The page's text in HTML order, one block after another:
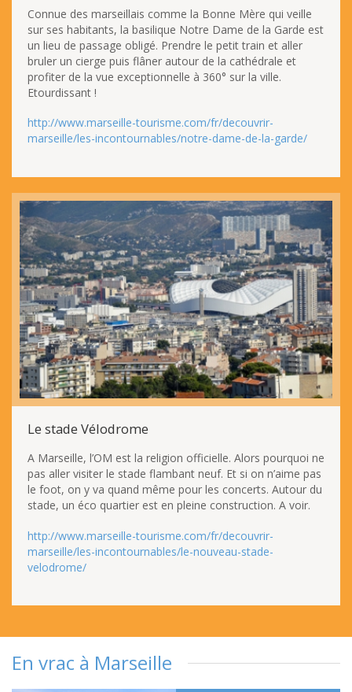
Connue des marseillais comme la Bonne Mère qui veille
sur ses habitants, la basilique Notre Dame de la Garde est
un lieu de passage obligé. Prendre le petit train et aller
bruler un cierge puis flâner autour de la cathédrale et
profiter de la vue exceptionnelle à 360° sur la ville.
Etourdissant !
http://www.marseille-tourisme.com/fr/decouvrir-
marseille/les-incontournables/notre-dame-de-la-garde/
Le stade Vélodrome
A Marseille, l’OM est la religion officielle. Alors pourquoi ne
pas aller visiter le stade flambant neuf. Et si on n’aime pas
le foot, on y va quand même pour les concerts. Autour du
stade, un éco quartier est en pleine construction. A voir.
http://www.marseille-tourisme.com/fr/decouvrir-
marseille/les-incontournables/le-nouveau-stade-
velodrome/
En vrac à Marseille